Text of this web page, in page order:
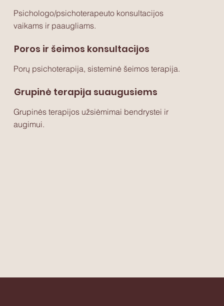
Psichologo/psichoterapeuto konsultacijos
vaikams ir paaugliams.
Poros ir šeimos konsultacijos
Porų psichoterapija, sisteminė šeimos terapija.
Grupinė terapija suaugusiems
Grupinės terapijos užsiėmimai bendrystei ir
augimui.